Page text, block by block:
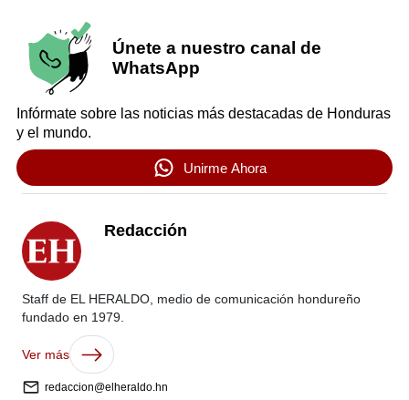
Únete a nuestro canal de
WhatsApp
Infórmate sobre las noticias más destacadas de Honduras
y el mundo.
Unirme Ahora
Redacción
Staff de EL HERALDO, medio de comunicación hondureño
fundado en 1979.
Ver más
redaccion@elheraldo.hn